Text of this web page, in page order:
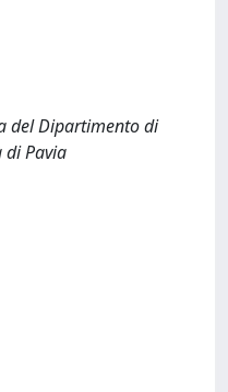
del Dipartimento di
di Pavia